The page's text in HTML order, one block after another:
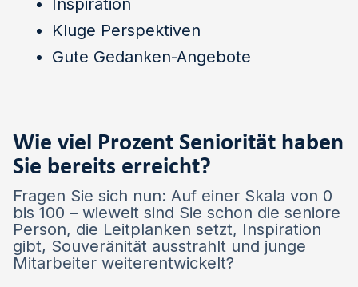
Inspiration
Kluge Perspektiven
Gute Gedanken-Angebote
Wie viel Prozent Seniorität haben
Sie bereits erreicht?
Fragen Sie sich nun: Auf einer Skala von 0
bis 100 – wieweit sind Sie schon die seniore
Person, die Leitplanken setzt, Inspiration
gibt, Souveränität ausstrahlt und junge
Mitarbeiter weiterentwickelt?